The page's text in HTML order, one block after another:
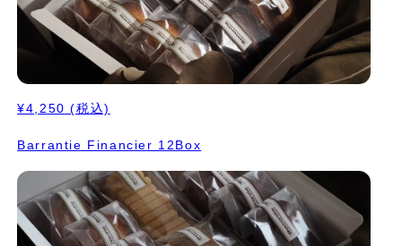
¥4,250 (税込)
Barrantie Financier 12Box